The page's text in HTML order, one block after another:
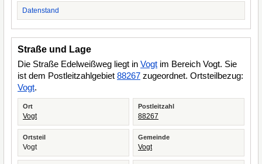
Datenstand
Straße und Lage
Die Straße Edelweißweg liegt in Vogt im Bereich Vogt. Sie
ist dem Postleitzahlgebiet 88267 zugeordnet. Ortsteilbezug:
Vogt.
Ort
Vogt
Postleitzahl
88267
Ortsteil
Vogt
Gemeinde
Vogt